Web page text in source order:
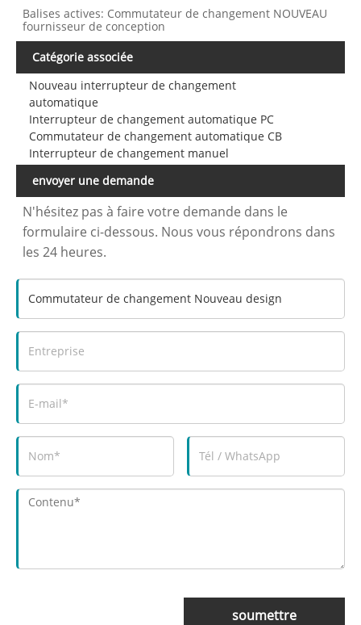
Balises actives: Commutateur de changement NOUVEAU
fournisseur de conception
Catégorie associée
Nouveau interrupteur de changement
automatique
Interrupteur de changement automatique PC
Commutateur de changement automatique CB
Interrupteur de changement manuel
envoyer une demande
N'hésitez pas à faire votre demande dans le
formulaire ci-dessous. Nous vous répondrons dans
les 24 heures.
soumettre